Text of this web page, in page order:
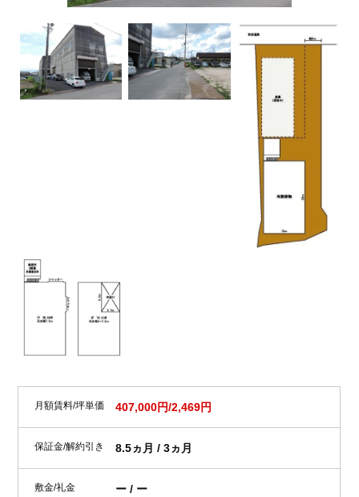
月額賃料/坪単価 407,000円/2,469円
保証金/解約引き 8.5ヵ月 / 3ヵ月
敷金/礼金 ー / ー